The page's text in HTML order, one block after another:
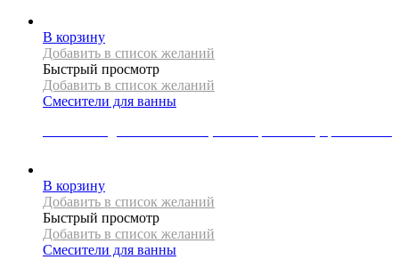
В корзину
Добавить в список желаний
Быстрый просмотр
Добавить в список желаний
Смесители для ванны
В корзину
Добавить в список желаний
Быстрый просмотр
Добавить в список желаний
Смесители для ванны